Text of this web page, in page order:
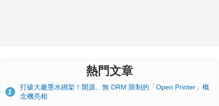
熱門文章
1
打破大廠墨水綁架！開源、無 DRM 限制的「Open Printer」概
念機亮相